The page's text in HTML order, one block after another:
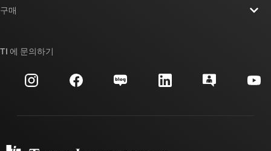
투자 관계
제조
대체품 검색
고객 지원 센터
구매
주문 FAQ
TI 에 문의하기